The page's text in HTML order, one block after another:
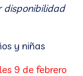
disponibilidad
y niñas
9 de febrero